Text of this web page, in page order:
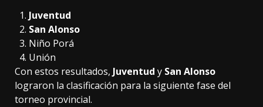
Juventud
San Alonso
Niño Porá
Unión
Con estos resultados, Juventud y San Alonso
lograron la clasificación para la siguiente fase del
torneo provincial.